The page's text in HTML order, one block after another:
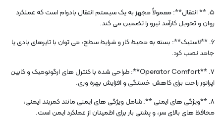
5. ** انتقال**: معمولاً مجهز به یک سیستم انتقال بادوام است که عملکرد
روان و تحویل کارآمد نیرو را تضمین می کند.
6. **لاستیک**: بسته به محیط کار و شرایط سطح، می توان با تایرهای بادی یا
جامد نصب کرد.
7. **Operator Comfort**: طراحی شده با کنترل های ارگونومیک و کابین
اپراتور راحت برای کاهش خستگی و افزایش بهره وری.
8. **ویژگی های ایمنی **: شامل ویژگی های ایمنی مانند کمربند ایمنی،
محافظ های بالای سر، و پشتی بار برای اطمینان از عملکرد ایمن است.